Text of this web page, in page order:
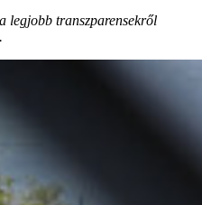
legjobb transzparensekről